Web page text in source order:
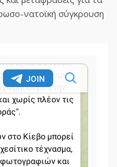
νατοϊκή σύγκρουση